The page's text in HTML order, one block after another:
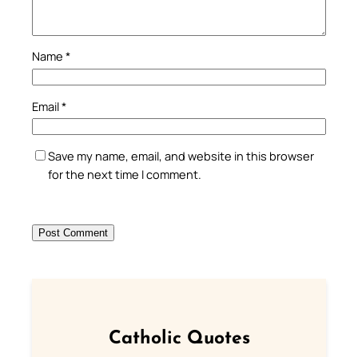
Name *
Email*
Save my name, email, and website in this browser
for the next time I comment.
Catholic Quotes